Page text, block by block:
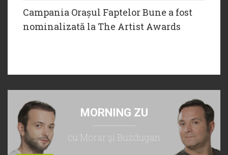
Campania Orașul Faptelor Bune a fost
nominalizată la The Artist Awards
MORNING ZU
cu Morar şi Buzdugan